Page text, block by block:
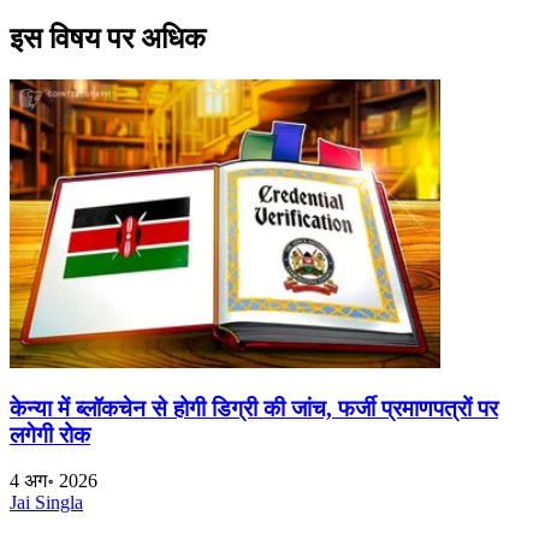
इस विषय पर अधिक
केन्या में ब्लॉकचेन से होगी डिग्री की जांच, फर्जी प्रमाणपत्रों पर
लगेगी रोक
4 अग॰ 2026
Jai Singla